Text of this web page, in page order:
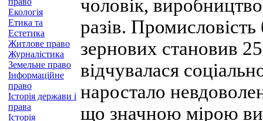
Екологія
Етика та
Естетика
Житлове право
Журналістика
Земельне право
Інформаційне
право
Історія держави і
права
Історія
чоловік,
разів.
зернових становив
відчувалася
наростало
що значною мірою